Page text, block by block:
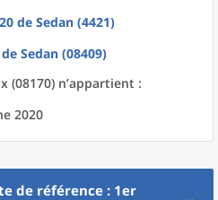
de Sedan (4421)
de Sedan (08409)
(08170) n’appartient :
2020
de référence : 1er